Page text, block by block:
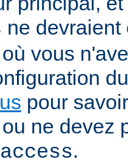
ne
vous
pour
ne devez
.